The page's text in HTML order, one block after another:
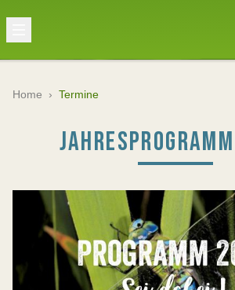
Home › Termine